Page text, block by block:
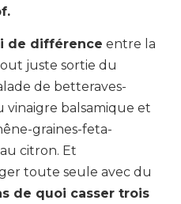
de différence entre la
juste sortie du
de betteraves-
balsamique et
graines-feta-
citron. Et
toute seule avec du
de quoi casser trois